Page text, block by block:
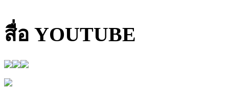
สื่อ YOUTUBE